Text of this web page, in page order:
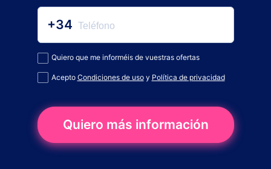
+34
Quiero que me informéis de vuestras ofertas
Acepto Condiciones de usoy Política de privacidad
Quiero más información